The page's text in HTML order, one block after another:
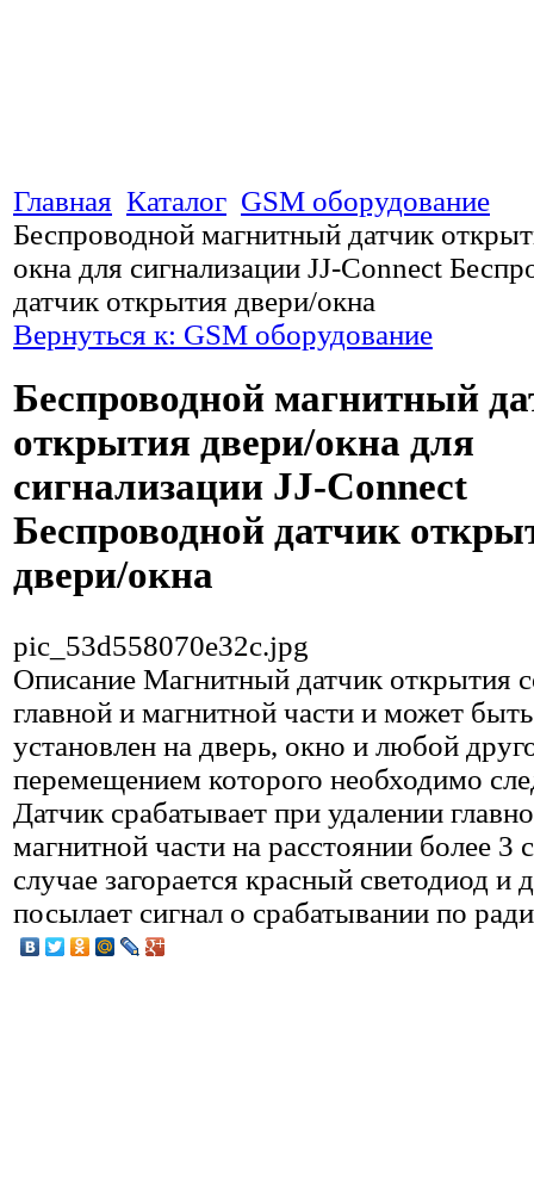
Главная Каталог GSM оборудование
Беспроводной магнитный датчик
окна для сигнализации JJ-Connect
датчик открытия двери/окна
Вернуться к: GSM оборудование
Беспроводной магнитный
открытия двери/окна для
сигнализации JJ-Connect
Беспроводной датчик
двери/окна
pic_53d558070e32c.jpg
Описание Магнитный датчик открытия
главной и магнитной части и может быть
установлен на дверь, окно и любой
перемещением которого необходимо
Датчик срабатывает при удалении
магнитной части на расстоянии более 3
случае загорается красный светодиод и
посылает сигнал о срабатывании по